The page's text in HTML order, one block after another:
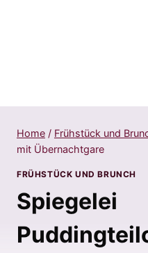
Home / Frühstück und
mit Übernachtgare
FRÜHSTÜCK UND BRUNCH
Spiegelei